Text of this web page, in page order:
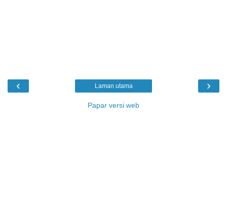
‹ ›
Laman utama
Papar versi web